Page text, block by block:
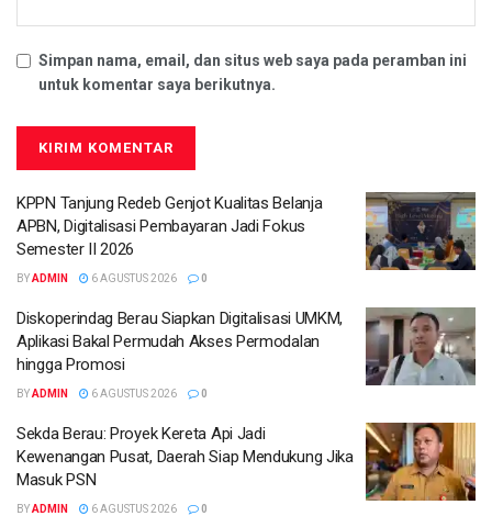
Simpan nama, email, dan situs web saya pada peramban ini
untuk komentar saya berikutnya.
KPPN Tanjung Redeb Genjot Kualitas Belanja
APBN, Digitalisasi Pembayaran Jadi Fokus
Semester II 2026
BYADMIN 6 AGUSTUS 2026 0
Diskoperindag Berau Siapkan Digitalisasi UMKM,
Aplikasi Bakal Permudah Akses Permodalan
hingga Promosi
BYADMIN 6 AGUSTUS 2026 0
Sekda Berau: Proyek Kereta Api Jadi
Kewenangan Pusat, Daerah Siap Mendukung Jika
Masuk PSN
BYADMIN 6 AGUSTUS 2026 0